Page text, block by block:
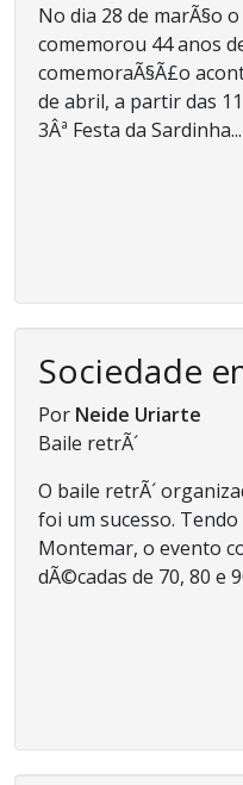
No dia 28 de marÃ§o
comemorou 44 anos
comemoraÃ§Ã£o
de abril, a partir das
3Âª Festa da Sardinha...
Sociedade
Por Neide Uriarte
Baile retrÃ´
O baile retrÃ´
foi um sucesso. Tendo
Montemar, o evento
dÃ©cadas de 70, 80 e